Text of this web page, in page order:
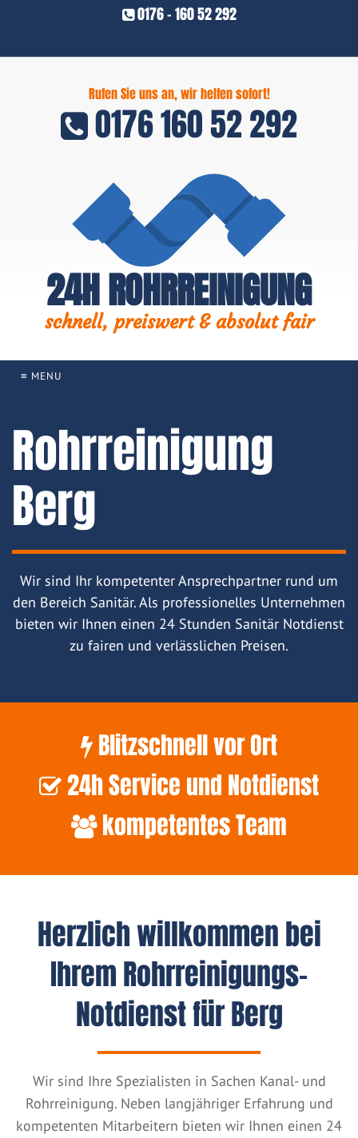
0176 - 160 52 292
Rufen Sie uns an, wir helfen sofort!
0176 160 52 292
24H ROHRREINIGUNG
schnell, preiswert & absolut fair
≡ MENU
Rohrreinigung
Berg
Wir sind Ihr kompetenter Ansprechpartner rund um
den Bereich Sanitär. Als professionelles Unternehmen
bieten wir Ihnen einen 24 Stunden Sanitär Notdienst
zu fairen und verlässlichen Preisen.
Blitzschnell vor Ort
24h Service und Notdienst
kompetentes Team
Herzlich willkommen bei
Ihrem Rohrreinigungs-
Notdienst für Berg
Wir sind Ihre Spezialisten in Sachen Kanal- und
Rohrreinigung. Neben langjähriger Erfahrung und
kompetenten Mitarbeitern bieten wir Ihnen einen 24